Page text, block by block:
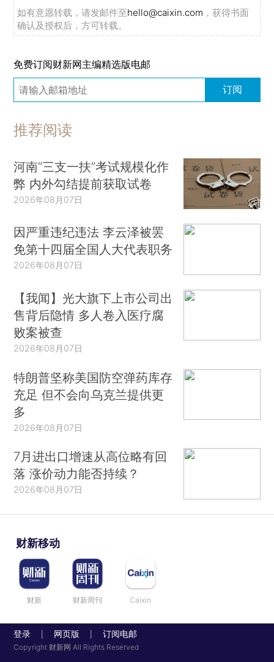
如有意愿转载，请发邮件至hello@caixin.com ，获得书面
确认及授权后，方可转载。
免费订阅财新网主编精选版电邮
订阅
推荐阅读
河南“三支一扶”考试规模化作
弊 内外勾结提前获取试卷
2026年08月07日
因严重违纪违法 李云泽被罢
免第十四届全国人大代表职务
2026年08月07日
【我闻】光大旗下上市公司出
售背后隐情 多人卷入医疗腐
败案被查
2026年08月07日
特朗普坚称美国防空弹药库存
充足 但不会向乌克兰提供更
多
2026年08月07日
7月进出口增速从高位略有回
落 涨价动力能否持续？
2026年08月07日
财新移动
财新 财新周刊 Caixin
登录 网页版 订阅电邮
Copyright 财新网 All Rights Reserved